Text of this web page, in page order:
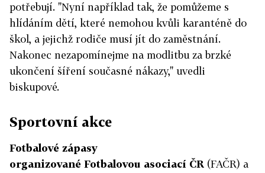
potřebují. "Nyní například tak, že pomůžeme s
hlídáním dětí, které nemohou kvůli karanténě do
škol, a jejichž rodiče musí jít do zaměstnání.
Nakonec nezapomínejme na modlitbu za brzké
ukončení šíření současné nákazy," uvedli
biskupové.
Sportovní akce
Fotbalové zápasy
organizované Fotbalovou asociací ČR (FAČR) a